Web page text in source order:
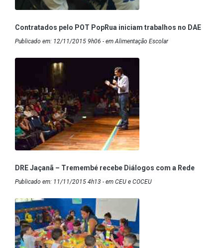
Contratados pelo POT PopRua iniciam trabalhos no DAE
Publicado em: 12/11/2015 9h06 - em Alimentação Escolar
DRE Jaçanã – Tremembé recebe Diálogos com a Rede
Publicado em: 11/11/2015 4h13 - em CEU e COCEU